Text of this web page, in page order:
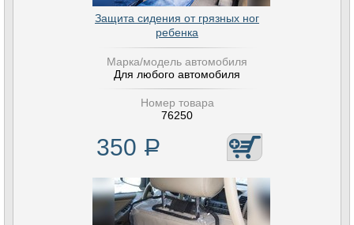
Защита сидения от грязных ног
ребенка
Марка/модель автомобиля
Для любого автомобиля
Номер товара
76250
350 Р